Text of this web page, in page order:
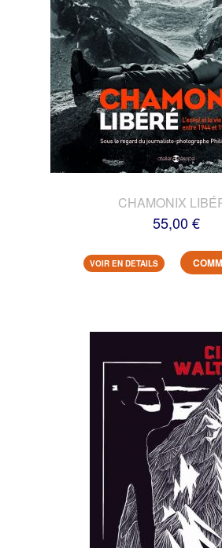
CHAMONIX
55,00 €
VOIR EN DETAILS